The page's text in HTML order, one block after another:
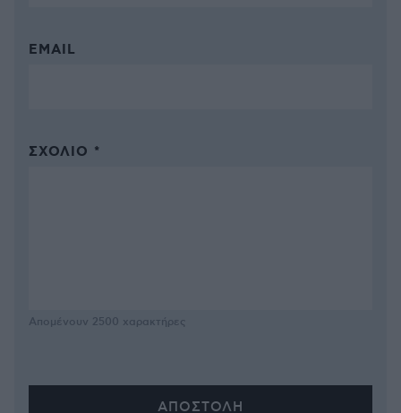
EMAIL
ΣΧΌΛΙΟ *
Απομένουν 2500 χαρακτήρες